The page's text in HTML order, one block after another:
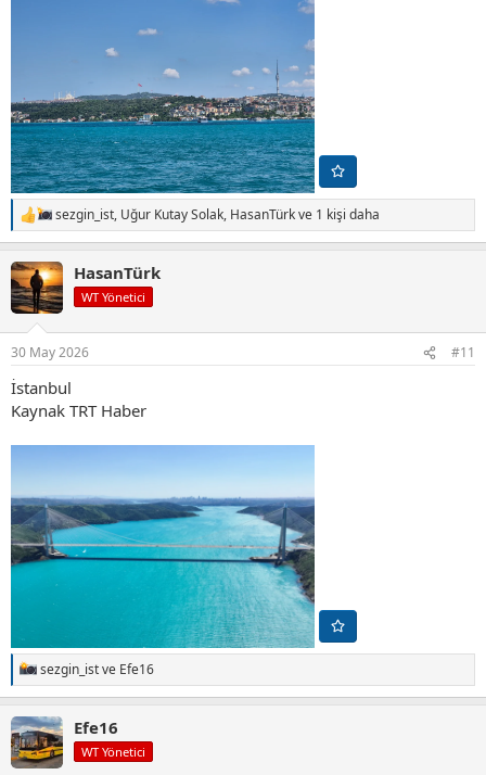
T
e
k
i
l
:
sezgin_ist, Uğur Kutay Solak, HasanTürkve 1 kişi daha
HasanTürk
WT Yönetici
30 May 2026 #11
İstanbul
Kaynak TRT Haber
T
e
k
i
l
sezgin_istve Efe16
Efe16
WT Yönetici